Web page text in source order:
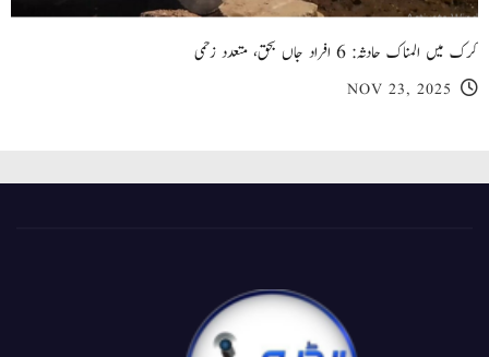
کرک میں المناک حادثہ: 6 افراد جاں بحق، متعدد زخمی
NOV 23, 2025